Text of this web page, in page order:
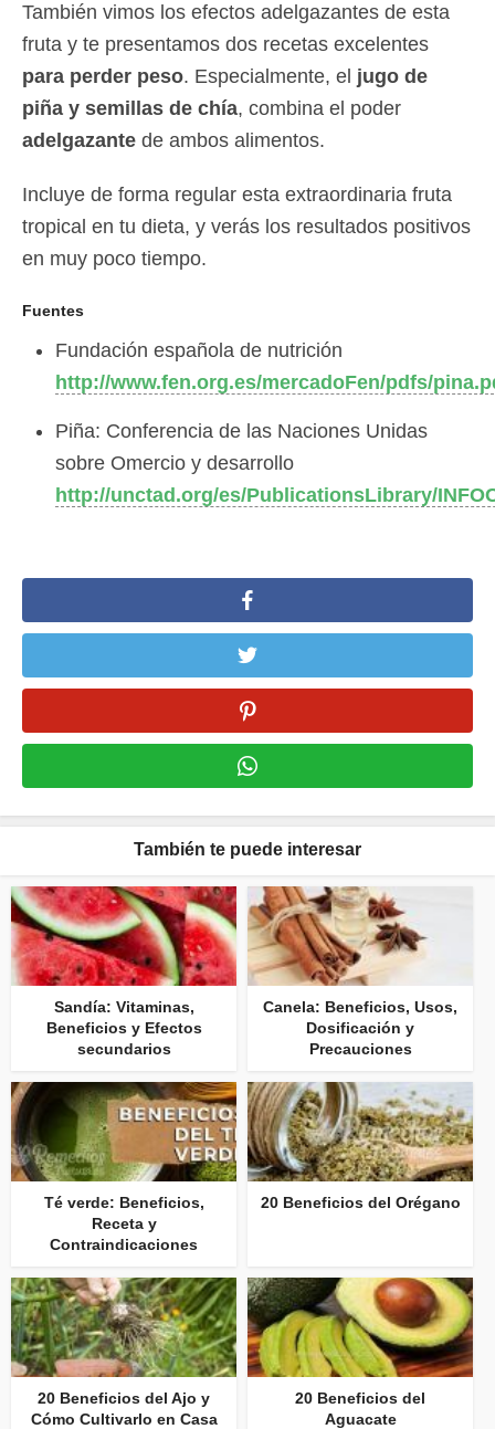
También vimos los efectos adelgazantes de esta
fruta y te presentamos dos recetas excelentes
para perder peso. Especialmente, el jugo de
piña y semillas de chía, combina el poder
adelgazante de ambos alimentos.
Incluye de forma regular esta extraordinaria fruta
tropical en tu dieta, y verás los resultados positivos
en muy poco tiempo.
Fuentes
Fundación española de nutrición
http://www.fen.org.es/mercadoFen/pdfs/
Piña: Conferencia de las Naciones Unidas
sobre Omercio y desarrollo
http://unctad.org/es/PublicationsLibrary/
También te puede interesar
Sandía: Vitaminas,
Beneficios y Efectos
secundarios
Canela: Beneficios, Usos,
Dosificación y
Precauciones
Té verde: Beneficios,
Receta y
Contraindicaciones
20 Beneficios del Orégano
20 Beneficios del Ajo y
Cómo Cultivarlo en Casa
20 Beneficios del
Aguacate